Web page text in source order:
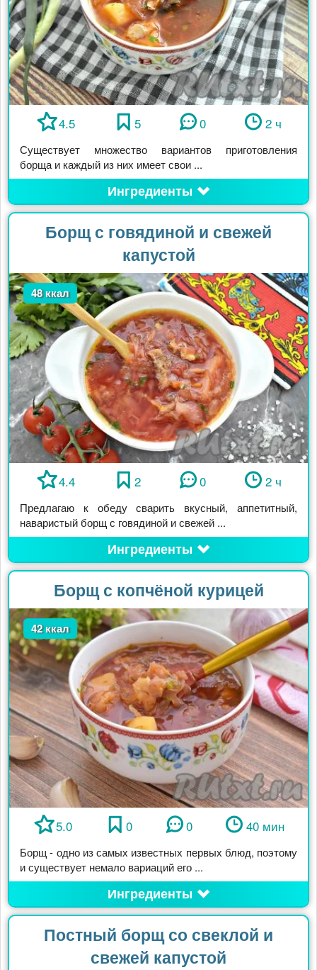
4.5 5 0 2 ч
Существует множество вариантов приготовления
борща и каждый из них имеет свои ...
Ингредиенты
Борщ с говядиной и свежей
капустой
48 ккал
4.4 2 0 2 ч
Предлагаю к обеду сварить вкусный, аппетитный,
наваристый борщ с говядиной и свежей ...
Ингредиенты
Борщ с копчёной курицей
42 ккал
5.0 0 0 40 мин
Борщ - одно из самых известных первых блюд, поэтому
и существует немало вариаций его ...
Ингредиенты
Постный борщ со свеклой и
свежей капустой